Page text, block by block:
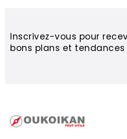
Inscrivez-vous pour
bons plans et tendances